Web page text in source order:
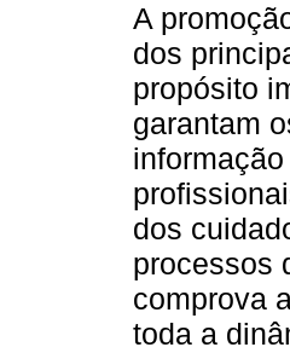
A
dos
propósito
garantam
dos
processos
comprova
toda a